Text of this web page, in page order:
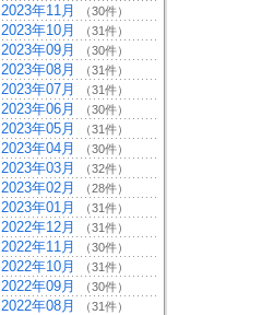
2023年11月 （30件）
2023年10月 （31件）
2023年09月 （30件）
2023年08月 （31件）
2023年07月 （31件）
2023年06月 （30件）
2023年05月 （31件）
2023年04月 （30件）
2023年03月 （32件）
2023年02月 （28件）
2023年01月 （31件）
2022年12月 （31件）
2022年11月 （30件）
2022年10月 （31件）
2022年09月 （30件）
2022年08月 （31件）